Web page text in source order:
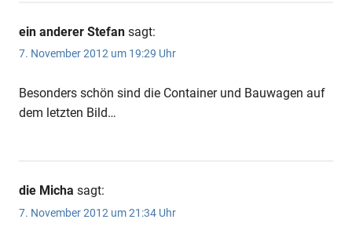
ein anderer Stefan sagt:
7. November 2012 um 19:29 Uhr
Besonders schön sind die Container und Bauwagen auf
dem letzten Bild…
die Micha sagt:
7. November 2012 um 21:34 Uhr